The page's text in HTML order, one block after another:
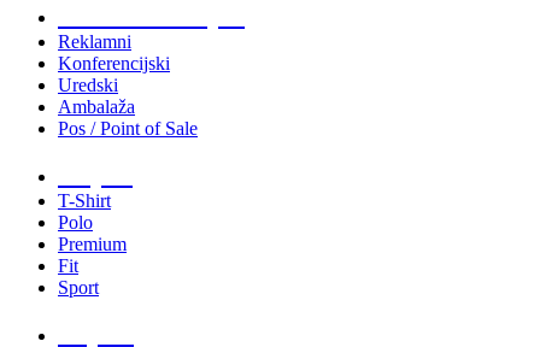
Reklamni
Konferencijski
Uredski
Ambalaža
Pos / Point of Sale
T-Shirt
Polo
Premium
Fit
Sport